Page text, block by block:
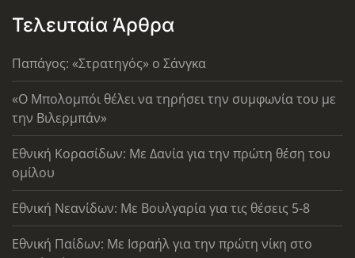
Τελευταία Άρθρα
Παπάγος: «Στρατηγός» ο Σάνγκα
«Ο Μπολομπόι θέλει να τηρήσει την συμφωνία του με
την Βιλερμπάν»
Εθνική Κορασίδων: Με Δανία για την πρώτη θέση του
ομίλου
Εθνική Νεανίδων: Με Βουλγαρία για τις θέσεις 5-8
Εθνική Παίδων: Με Ισραήλ για την πρώτη νίκη στο